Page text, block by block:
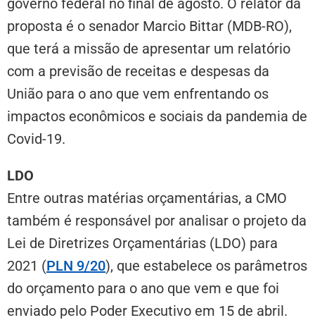
proposta é o senador Marcio Bittar (MDB-RO),
que terá a missão de apresentar um relatório
com a previsão de receitas e despesas da
União para o ano que vem enfrentando os
impactos econômicos e sociais da pandemia de
Covid-19.
LDO
Entre outras matérias orçamentárias, a CMO
também é responsável por analisar o projeto da
Lei de Diretrizes Orçamentárias (LDO) para
2021 (PLN 9/20), que estabelece os parâmetros
do orçamento para o ano que vem e que foi
enviado pelo Poder Executivo em 15 de abril.